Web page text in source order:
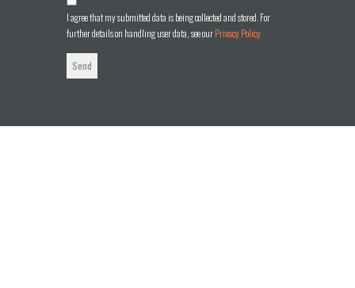
I agree that my submitted data is being collected and stored. For
further details on handling user data, see ourPrivacy Policy
Send